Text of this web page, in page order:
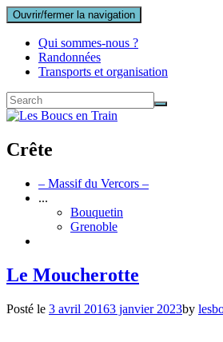
Ouvrir/fermer la navigation
Qui sommes-nous ?
Randonnées
Transports et organisation
Crête
– Massif du Vercors –
...
Bouquetin
Grenoble
Le Moucherotte
Posté le 3 avril 20163 janvier 2023by